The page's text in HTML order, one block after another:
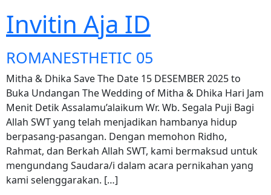
Invitin Aja ID
ROMANESTHETIC 05
Mitha & Dhika Save The Date 15 DESEMBER 2025 to
Buka Undangan The Wedding of Mitha & Dhika Hari Jam
Menit Detik Assalamu’alaikum Wr. Wb. Segala Puji Bagi
Allah SWT yang telah menjadikan hambanya hidup
berpasang-pasangan. Dengan memohon Ridho,
Rahmat, dan Berkah Allah SWT, kami bermaksud untuk
mengundang Saudara/i dalam acara pernikahan yang
kami selenggarakan. […]